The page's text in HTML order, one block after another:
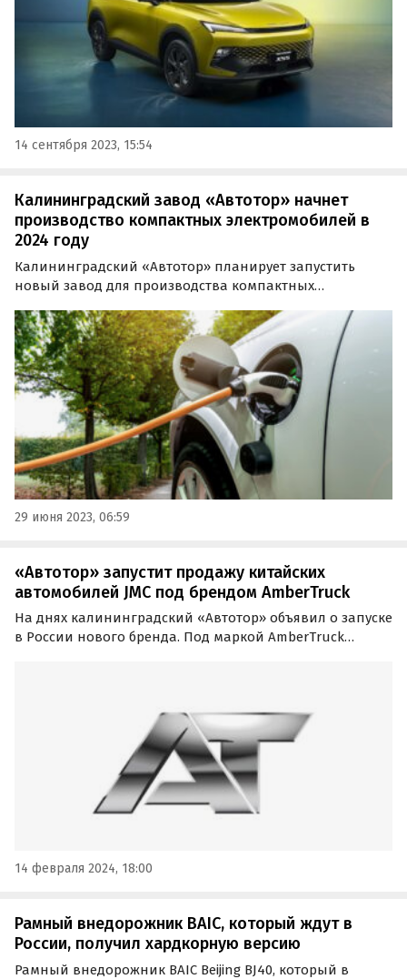
14 сентября 2023, 15:54
Калининградский завод «Автотор» начнет
производство компактных электромобилей в
2024 году
Калининградский «Автотор» планирует запустить
новый завод для производства компактных
компании, инвестиции в создание этой новой
площадки составят 3,97 млрд рублей.
29 июня 2023, 06:59
«Автотор» запустит продажу китайских
автомобилей JMC под брендом AmberTruck
На днях калининградский «Автотор» объявил о запуске
в России нового бренда. Под маркой AmberTruck
14 февраля 2024, 18:00
Рамный внедорожник BAIC, который ждут в
России, получил хардкорную версию
Рамный внедорожник BAIC Beijing BJ40, который в